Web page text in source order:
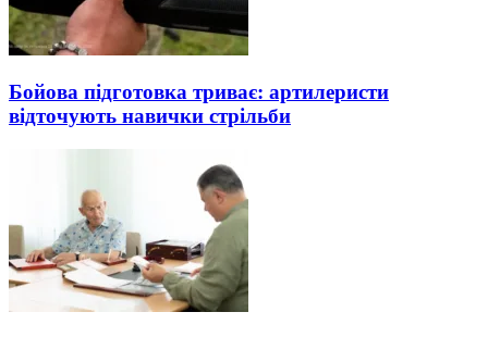
Бойова підготовка триває: артилеристи
відточують навички стрільби